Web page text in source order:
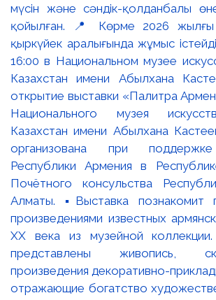
мүсін және сәндік-қолданбалы
қойылған. 📍 Көрме 2026
қыркүйек аралығында жұмыс
16:00 в Национальном музее
Казахстан имени Абылхана
открытие выставки «Палитра
Национального музея
Казахстан имени Абылхана
организована при
Республики Армения в
Почётного консульства
Алматы. ▪️Выставка познакомит
произведениями известных
XX века из музейной
представлены живопись,
произведения декоративно-
отражающие богатство